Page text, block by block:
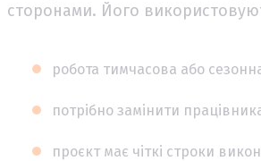
сторонами. Його
робота тимчасова або
потрібно замінити
проєкт має чіткі строки